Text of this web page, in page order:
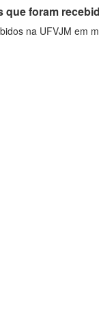
que foram
na UFVJM em